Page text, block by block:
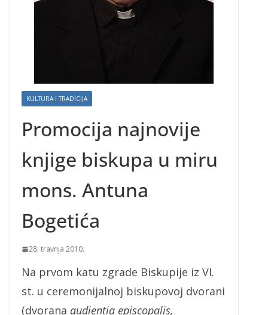
KULTURA I TRADICIJA
Promocija najnovije
knjige biskupa u miru
mons. Antuna
Bogetića
28. travnja 2010.
Na prvom katu zgrade Biskupije iz VI.
st. u ceremonijalnoj biskupovoj dvorani
(dvorana audientia episcopalis,